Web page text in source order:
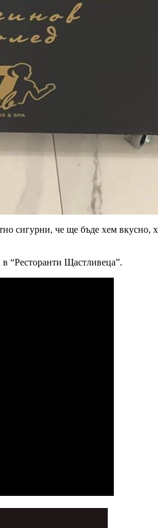
сигурни, че ще бъде хем
“Ресторанти Щастливеца”.